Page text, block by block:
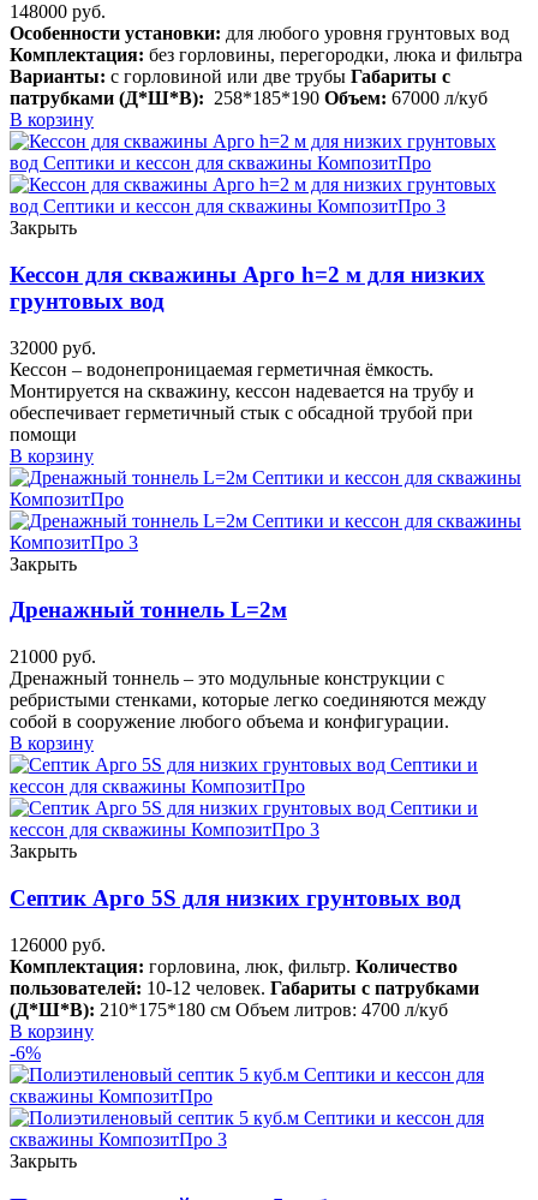
148000 руб.
Особенности установки: для любого уровня грунтовых вод
Комплектация: без горловины, перегородки, люка и фильтра
Варианты: с горловиной или две трубы Габариты с
патрубками (Д*Ш*В): 258*185*190 Объем: 67000 л/куб
В корзину
Закрыть
Кессон для скважины Арго h=2 м для низких
грунтовых вод
32000 руб.
Кессон – водонепроницаемая герметичная ёмкость.
Монтируется на скважину, кессон надевается на трубу и
обеспечивает герметичный стык с обсадной трубой при
помощи
В корзину
Закрыть
Дренажный тоннель L=2м
21000 руб.
Дренажный тоннель – это модульные конструкции с
ребристыми стенками, которые легко соединяются между
собой в сооружение любого объема и конфигурации.
В корзину
Закрыть
Септик Арго 5S для низких грунтовых вод
126000 руб.
Комплектация: горловина, люк, фильтр. Количество
пользователей: 10-12 человек. Габариты с патрубками
(Д*Ш*В): 210*175*180 см Объем литров: 4700 л/куб
В корзину
-6%
Закрыть